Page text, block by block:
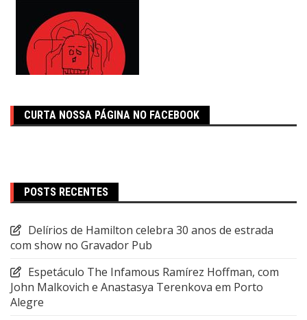
CURTA NOSSA PÁGINA NO FACEBOOK
POSTS RECENTES
Delírios de Hamilton celebra 30 anos de estrada
com show no Gravador Pub
Espetáculo The Infamous Ramírez Hoffman, com
John Malkovich e Anastasya Terenkova em Porto
Alegre